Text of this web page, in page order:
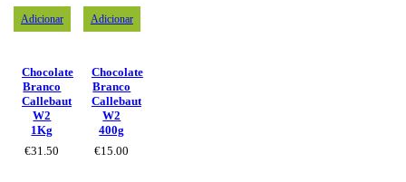
Adicionar
Chocolate
Branco
Callebaut
W2
1Kg
€31.50
Adicionar
Chocolate
Branco
Callebaut
W2
400g
€15.00